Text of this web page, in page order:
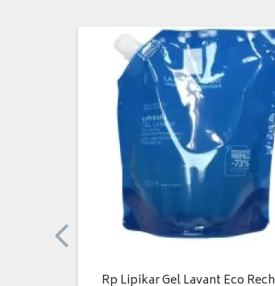
Rp Lipikar Gel Lavant Eco Rech